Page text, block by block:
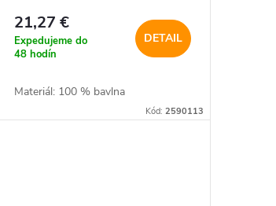
21,27 €
Expedujeme do
48 hodín
DETAIL
Materiál: 100 % bavlna
Kód: 2590113